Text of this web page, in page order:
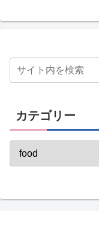
カテゴリー